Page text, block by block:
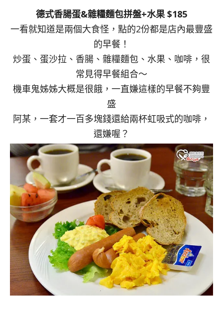
德式香腸蛋&雜糧麵包拼盤+水果 $185
一看就知道是兩個大食怪，點的2份都是店內最豐盛
的早餐！
炒蛋、蛋沙拉、香腸、雜糧麵包、水果、咖啡，很
常見得早餐組合～
機車鬼姊姊大概是很餓，一直嫌這樣的早餐不夠豐
盛
阿某，一套才一百多塊錢還給兩杯虹吸式的咖啡，
還嫌喔？